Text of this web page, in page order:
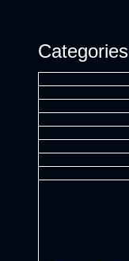
Categories